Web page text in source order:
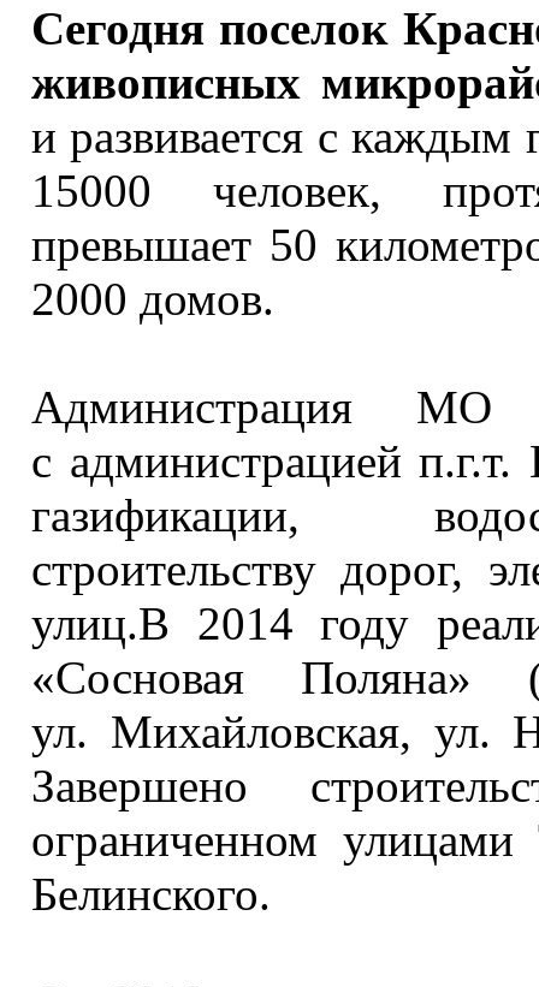
Сегодня поселок
живописных
и развивается с каждым
15000 человек,
превышает 50
2000 домов.
Администрация МО
с администрацией п.г.т.
газификации,
строительству дорог,
улиц.В 2014 году
«Сосновая Поляна»
ул. Михайловская, ул.
Завершено
ограниченном улицами
Белинского.